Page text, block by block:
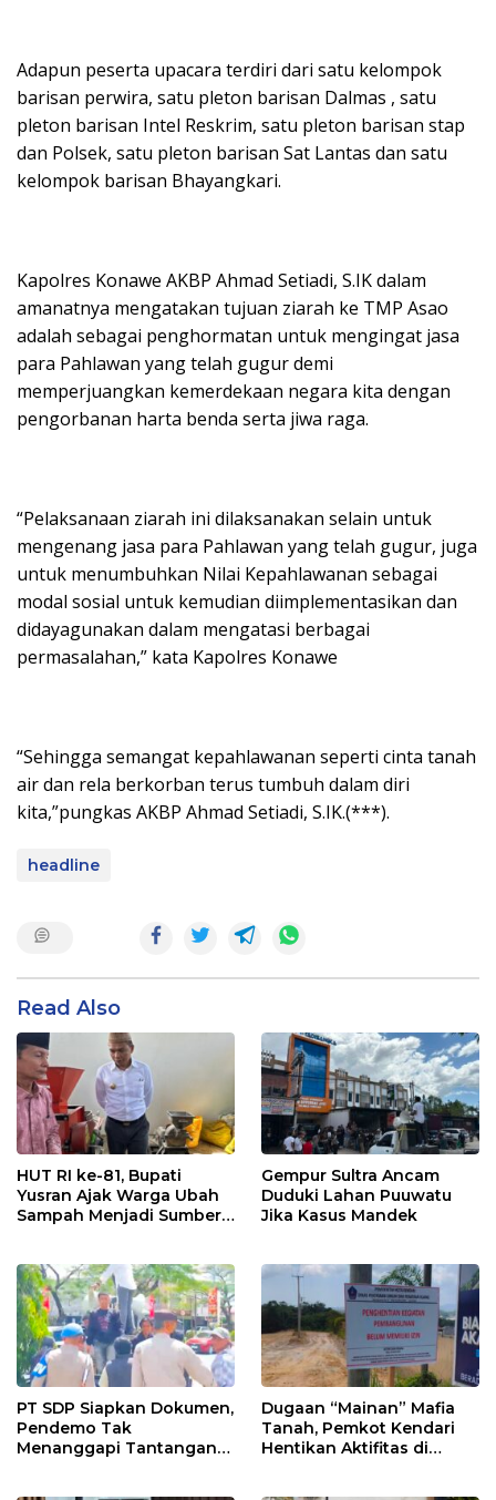
Adapun peserta upacara terdiri dari satu kelompok
barisan perwira, satu pleton barisan Dalmas , satu
pleton barisan Intel Reskrim, satu pleton barisan stap
dan Polsek, satu pleton barisan Sat Lantas dan satu
kelompok barisan Bhayangkari.
Kapolres Konawe AKBP Ahmad Setiadi, S.IK dalam
amanatnya mengatakan tujuan ziarah ke TMP Asao
adalah sebagai penghormatan untuk mengingat jasa
para Pahlawan yang telah gugur demi
memperjuangkan kemerdekaan negara kita dengan
pengorbanan harta benda serta jiwa raga.
“Pelaksanaan ziarah ini dilaksanakan selain untuk
mengenang jasa para Pahlawan yang telah gugur, juga
untuk menumbuhkan Nilai Kepahlawanan sebagai
modal sosial untuk kemudian diimplementasikan dan
didayagunakan dalam mengatasi berbagai
permasalahan,” kata Kapolres Konawe
“Sehingga semangat kepahlawanan seperti cinta tanah
air dan rela berkorban terus tumbuh dalam diri
kita,”pungkas AKBP Ahmad Setiadi, S.IK.(***).
headline
Read Also
HUT RI ke-81, Bupati
Yusran Ajak Warga Ubah
Sampah Menjadi Sumber
Gempur Sultra Ancam
Duduki Lahan Puuwatu
Jika Kasus Mandek
PT SDP Siapkan Dokumen,
Pendemo Tak
Menanggapi Tantangan
Dugaan “Mainan” Mafia
Tanah, Pemkot Kendari
Hentikan Aktifitas di